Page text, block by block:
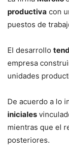
productiva con
puestos de
El desarrollo
empresa
unidades
De acuerdo a lo
iniciales
mientras que el
posteriores.